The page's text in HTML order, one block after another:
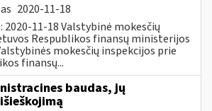
2020-11-18
11-18 Valstybinė mokesčių
Respublikos finansų ministerijos
mokesčių inspekcijos prie
finansų...
baudas, jų
išieškojimą